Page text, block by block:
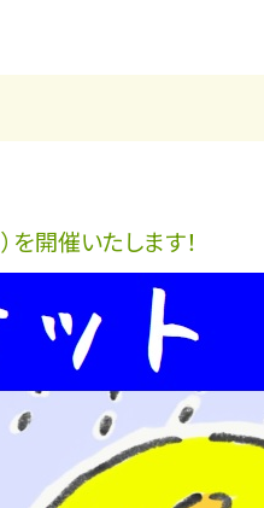
を開催いたします！